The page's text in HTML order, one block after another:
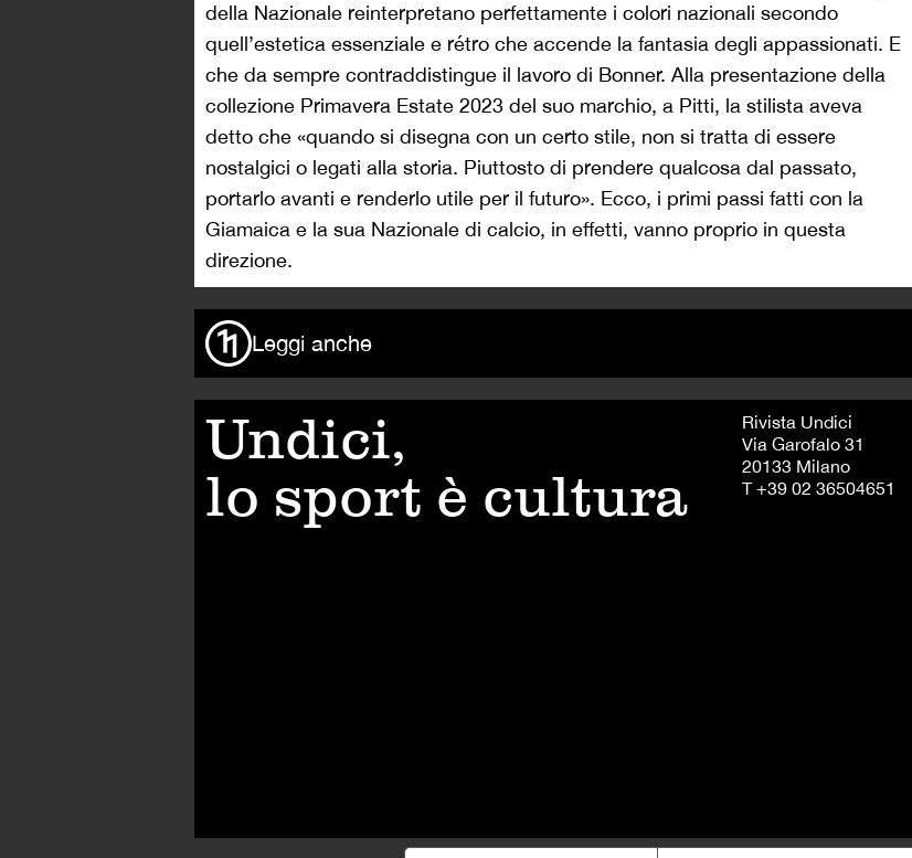
della Nazionale reinterpretano perfettamente i colori nazionali secondo
quell’estetica essenziale e rétro che accende la fantasia degli appassionati. E
che da sempre contraddistingue il lavoro di Bonner. Alla presentazione della
collezione Primavera Estate 2023 del suo marchio, a Pitti, la stilista aveva
detto che «quando si disegna con un certo stile, non si tratta di essere
nostalgici o legati alla storia. Piuttosto di prendere qualcosa dal passato,
portarlo avanti e renderlo utile per il futuro». Ecco, i primi passi fatti con la
Giamaica e la sua Nazionale di calcio, in effetti, vanno proprio in questa
direzione.
Leggi anche
Undici,
lo sport è cultura
Rivista Undici
Via Garofalo 31
20133 Milano
T +39 02 36504651